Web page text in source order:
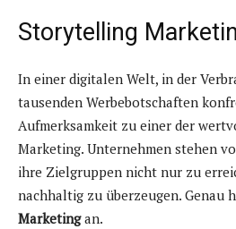
Storytelling
In einer digitalen Welt, in der
tausenden Werbebotschaften
Aufmerksamkeit zu einer der
Marketing. Unternehmen stehen
ihre Zielgruppen nicht nur zu
nachhaltig zu überzeugen. Genau
Marketingan.